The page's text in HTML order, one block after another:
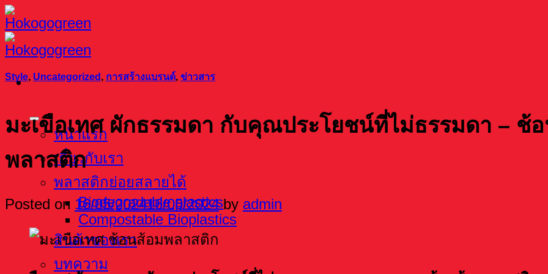
Skip
to
content
หน้าแรก
เกี่ยวกับเรา
พลาสติกย่อยสลายได้
Biodegradable plastics
Compostable Bioplastics
สินค้าของเรา
บทความ
Style, Uncategorized , การสร้างแบรนด์, ข่าวสาร
มะเขือเทศ ผักธรรมดา กับคุณประโยชน์ที่ไม่ธรรมดา – ช้
พลาสติก
Posted on 16/05/202416/05/2024 by admin